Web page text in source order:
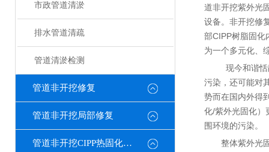
市政管道清淤
排水管道清疏
管道清淤检测
管道非开挖修复
管道非开挖局部修复
管道非开挖CIPP热固化修复
道非开挖紫外光
设备。非开挖修
部CIPP树脂固化
为一个多元化、
现今和谐
污染，还可能对
势而在国内外得
化/紫外光固化）
围环境的污染。
整体紫外光